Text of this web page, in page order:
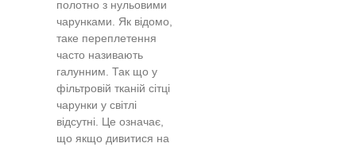
полотно з нульовими
чарунками. Як відомо,
таке переплетення
часто називають
галунним. Так що у
фільтровій тканій сітці
чарунки у світлі
відсутні. Це означає,
що якщо дивитися на